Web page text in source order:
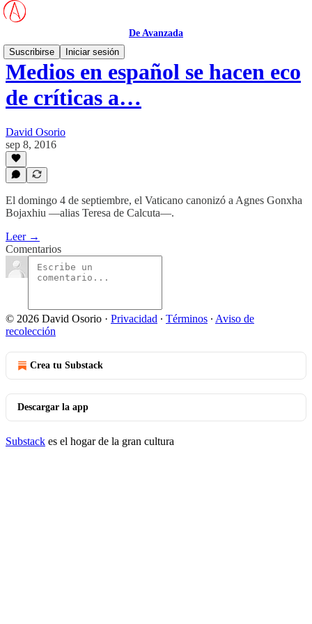
De Avanzada
Suscribirse
Iniciar sesión
Medios en español se hacen eco
de críticas a…
David Osorio
sep 8, 2016
El domingo 4 de septiembre, el Vaticano canonizó a Agnes Gonxha
Bojaxhiu —alias Teresa de Calcuta—.
Leer →
Comentarios
© 2026 David Osorio · Privacidad ∙ Términos ∙ Aviso de
recolección
Crea tu Substack
Descargar la app
Substack es el hogar de la gran cultura